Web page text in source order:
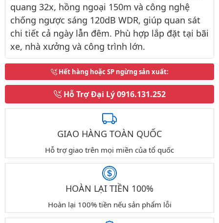
quang 32x, hồng ngoại 150m và công nghệ
chống ngược sáng 120dB WDR, giúp quan sát
chi tiết cả ngày lẫn đêm. Phù hợp lắp đặt tại bãi
xe, nhà xưởng và công trình lớn.
Hết hàng hoặc SP ngừng sản xuất:
Hỗ Trợ Đại Lý0916.131.252
GIAO HÀNG TOÀN QUỐC
Hỗ trợ giao trên mọi miền của tổ quốc
HOÀN LẠI TIỀN 100%
Hoàn lại 100% tiền nếu sản phẩm lỗi